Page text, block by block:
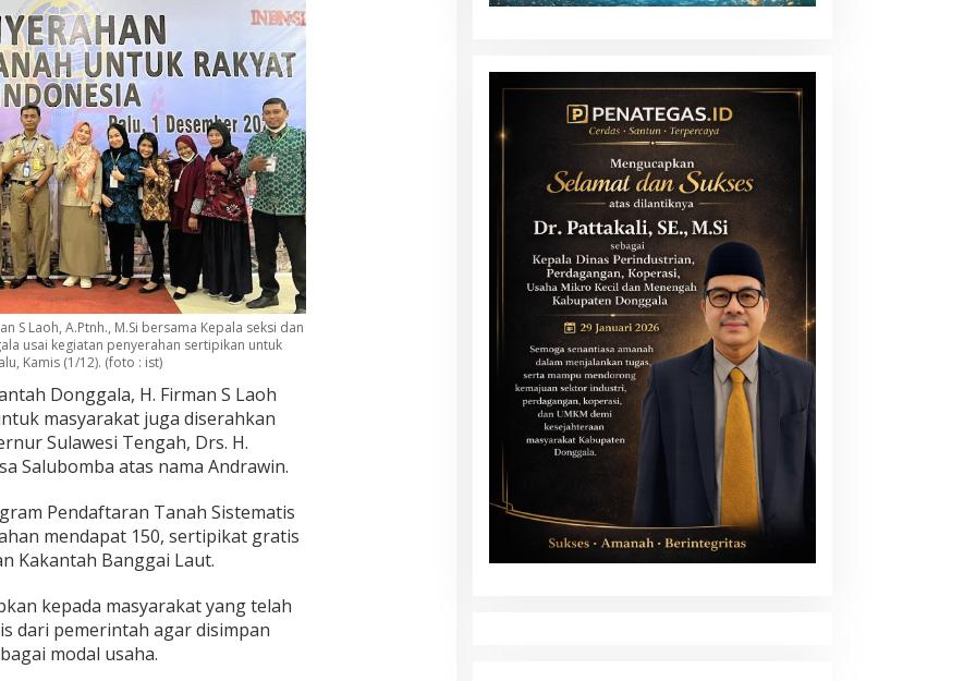
S Laoh, A.Ptnh., M.Si bersama Kepala seksi dan
usai kegiatan penyerahan sertipikan untuk
Kamis (1/12). (foto : ist)
Donggala, H. Firman S Laoh
masyarakat juga diserahkan
Sulawesi Tengah, Drs. H.
Salubomba atas nama Andrawin.
Pendaftaran Tanah Sistematis
mendapat 150, sertipikat gratis
Kakantah Banggai Laut.
kepada masyarakat yang telah
dari pemerintah agar disimpan
modal usaha.